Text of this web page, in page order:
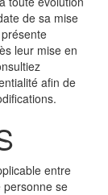
de sa mise
leur mise en
afin de
entre
personne se